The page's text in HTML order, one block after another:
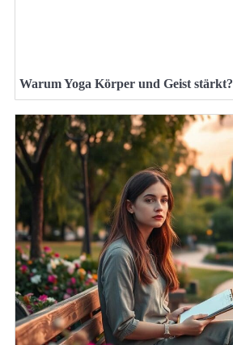
Warum Yoga Körper und Geist stärkt?